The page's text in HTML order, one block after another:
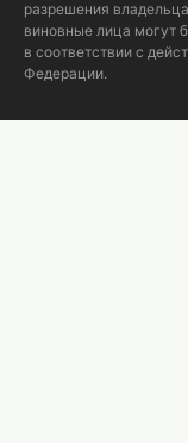
разрешения
виновные лица могут
в соответствии с
Федерации.